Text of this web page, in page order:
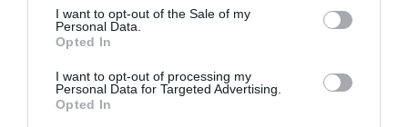
I want to opt-out of the Sale of my
Personal Data.
Opted In
I want to opt-out of processing my
Personal Data for Targeted Advertising.
Opted In